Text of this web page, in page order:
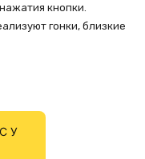
кнопки.
гонки, близкие
У